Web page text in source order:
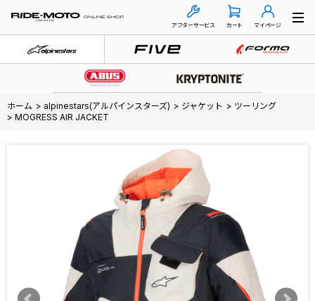
アフターサービス カート マイページ
ホーム > alpinestars(アルパインスターズ) > ジャケット > ツーリング
> MOGRESS AIR JACKET